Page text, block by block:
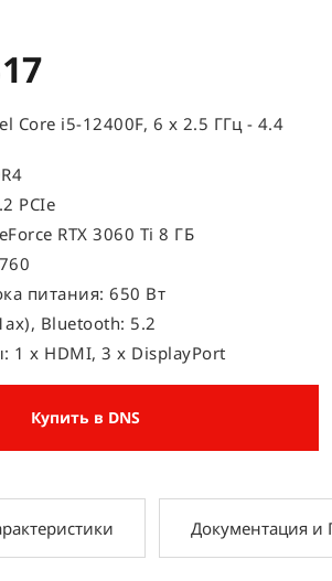
Core i5-12400F, 6 x 2.5 ГГц - 4.4
PCIe
RTX 3060 Ti 8 ГБ
питания: 650 Вт
Bluetooth: 5.2
1 x HDMI, 3 x DisplayPort
Купить в DNS
Документация и